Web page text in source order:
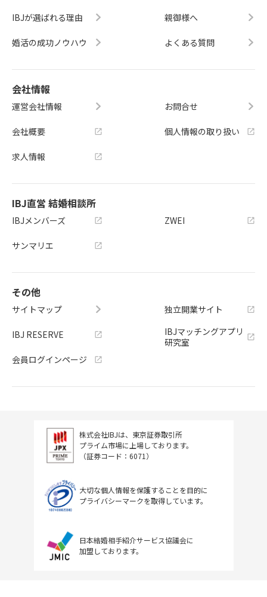
IBJが選ばれる理由
婚活の成功ノウハウ
親御様へ
よくある質問
会社情報
運営会社情報
会社概要
求人情報
お問合せ
個人情報の取り扱い
IBJ直営 結婚相談所
IBJメンバーズ
サンマリエ
ZWEI
その他
サイトマップ
IBJ RESERVE
会員ログインページ
独立開業サイト
IBJマッチングアプリ
研究室
株式会社IBJは、東京証券取引所
プライム市場に上場しております。
（証券コード：6071）
大切な個人情報を保護することを目的に
プライバシーマークを取得しています。
日本結婚相手紹介サービス協議会に
加盟しております。